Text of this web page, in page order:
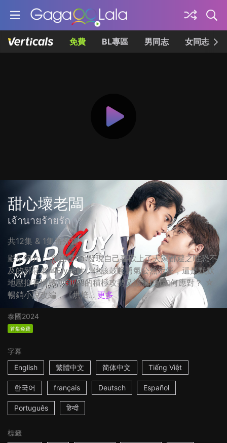
免費 BL專區 男同志 女同志
甜心壞老闆
เจ้านายร้ายรัก
共12集 & 1集番外篇
影集簡介： 當秘書Pat發現自己喜歡上了大家都避之唯恐不
及的邪惡老闆Elyes時，他該鼓起勇氣公然示愛，還是默默
地壓抑著情感？Elyes的積極攻勢又該讓Pat如何應對？ ☆
暢銷小說改編，《烘焙... 更多
泰國2024
首集免費
字幕
English
繁體中文 简体中文 Tiếng Việt
한국어 français Deutsch Español
Português हिन्दी
標籤